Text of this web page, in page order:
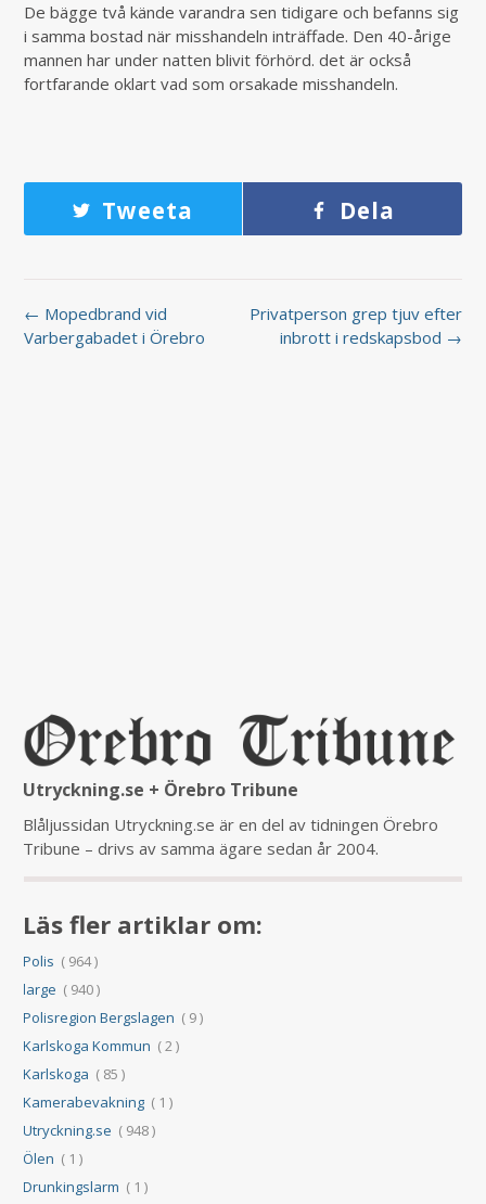
De bägge två kände varandra sen tidigare och befanns sig
i samma bostad när misshandeln inträffade. Den 40-årige
mannen har under natten blivit förhörd. det är också
fortfarande oklart vad som orsakade misshandeln.
Tweeta Dela
← Mopedbrand vid
Varbergabadet i Örebro
Privatperson grep tjuv efter
inbrott i redskapsbod →
Utryckning.se + Örebro Tribune
Blåljussidan Utryckning.se är en del av tidningen Örebro
Tribune – drivs av samma ägare sedan år 2004.
Läs fler artiklar om:
Polis ( 964 )
large ( 940 )
Polisregion Bergslagen ( 9 )
Karlskoga Kommun ( 2 )
Karlskoga ( 85 )
Kamerabevakning ( 1 )
Utryckning.se ( 948 )
Ölen ( 1 )
Drunkingslarm ( 1 )